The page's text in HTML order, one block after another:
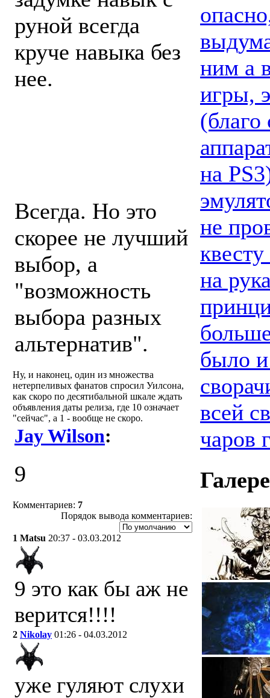
руной всегда
круче навыка без
нее.
Всегда. Но это
скорее не лучший
выбор, а
"возможность
выбора разных
альтернатив".
Ну, и наконец, один из множества
нетерпеливых фанатов спросил Уилсона,
как скоро по десятибальной шкале ждать
объявления даты релиза, где 10 означает
"сейчас", а 1 - вообще не скоро.
Jay Wilson:
9
Комментариев: 7
Порядок вывода комментариев:
1 Matsu 20:37 - 03.03.2012
9 это как бы аж не
верится!!!!
2 Nikolay 01:26 - 04.03.2012
уже гуляют слухи
ним а
игры,
(благо
на
не
на
было
всей
чаров